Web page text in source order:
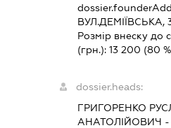
ВУЛ.ДЕМІЇВСЬКА,
Розмір внеску до
(грн.):13 200 (80
dossier.heads:
ГРИГОРЕНКО
АНАТОЛІЙОВИЧ -